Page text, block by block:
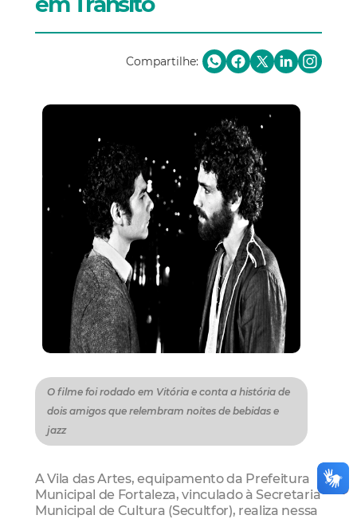
Compartilhe:
O filme foi rodado em Vitória e conta a história de
dois amigos que relembram noites de bebidas e
jazz
A Vila das Artes, equipamento da Prefeitura
Municipal de Fortaleza, vinculado à Secretaria
Municipal de Cultura (Secultfor), realiza nessa